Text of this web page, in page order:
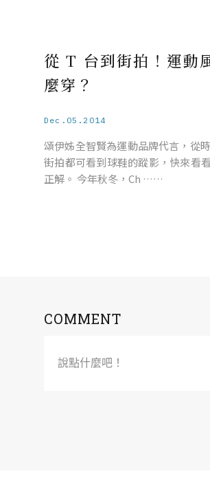
從 T 台到街拍！運動
麼穿？
Dec.05.2014
頌伊姊全智賢為運動品牌代言，從
街拍都可看到球鞋的蹤影，快來看
正解。 今年秋冬，Ch ……
COMMENT
說點什麼吧！